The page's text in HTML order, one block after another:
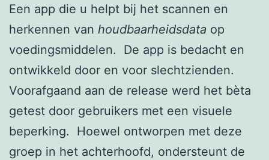
Een app die u helpt bij het scannen en
herkennen van houdbaarheidsdata op
voedingsmiddelen. De app is bedacht en
ontwikkeld door en voor slechtzienden.
Voorafgaand aan de release werd het bèta
getest door gebruikers met een visuele
beperking. Hoewel ontworpen met deze
groep in het achterhoofd, ondersteunt de